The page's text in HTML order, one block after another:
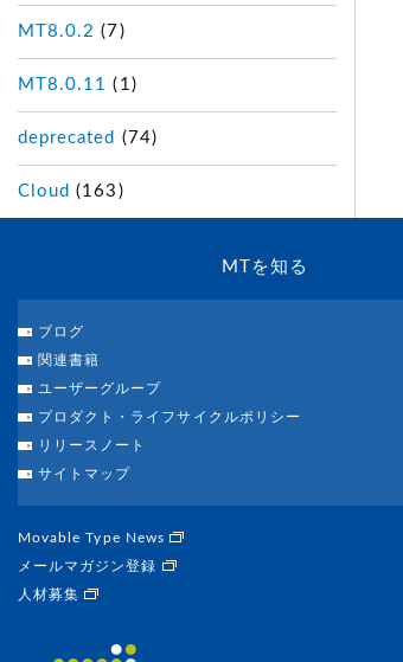
MT8.0.2 (7)
MT8.0.11 (1)
deprecated (74)
Cloud (163)
MTを知る
ブログ
関連書籍
ユーザーグループ
プロダクト・ライフサイクルポリシー
リリースノート
サイトマップ
Movable Type News
メールマガジン登録
人材募集